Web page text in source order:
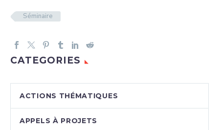
Séminaire
CATEGORIES
ACTIONS THÉMATIQUES
APPELS À PROJETS